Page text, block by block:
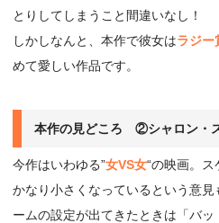
とりしてしまうこと間違いなし！
しかしなんと、本作で彼女はラジー
めて愛しい作品です。
本作の見どころ ②シャロン・
今作はいわゆる”女VS女“の映画。
かなり小さくなっているという意
ームの設定が出てきたときは「バ